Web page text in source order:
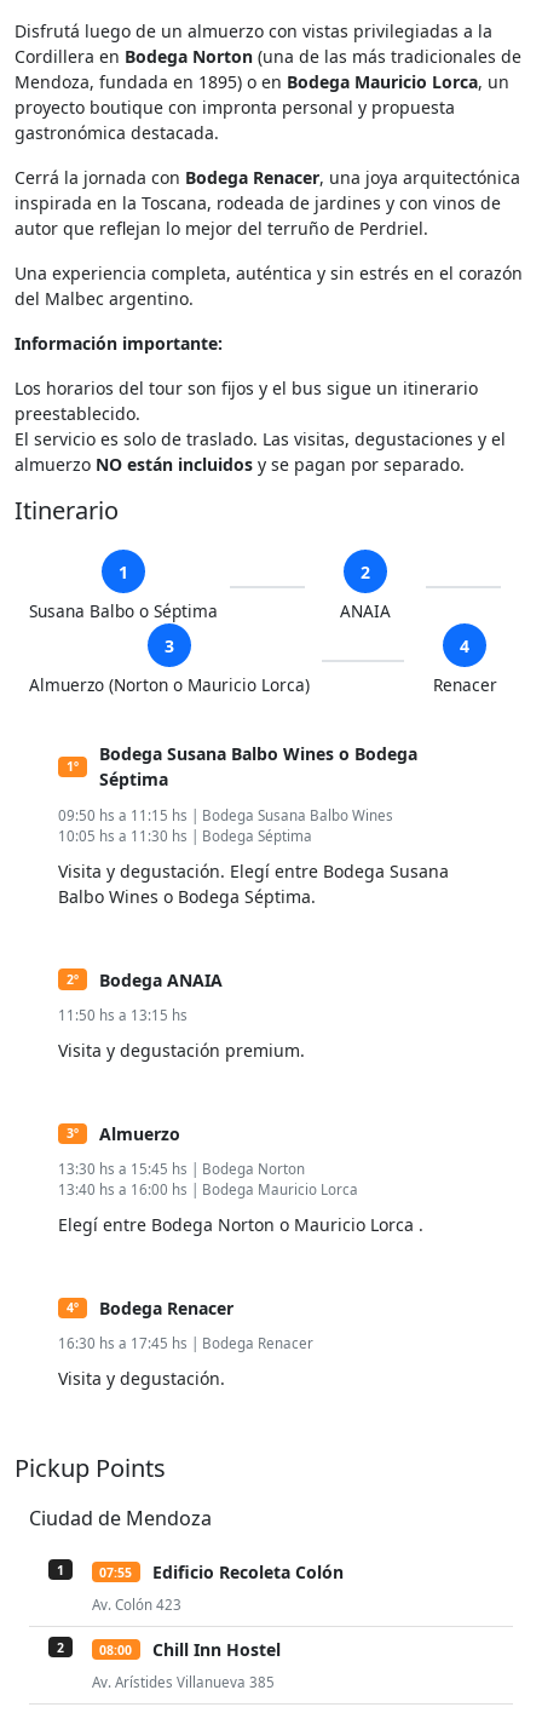
Disfrutá luego de un almuerzo con vistas privilegiadas a la
Cordillera en Bodega Norton (una de las más tradicionales de
Mendoza, fundada en 1895) o en Bodega Mauricio Lorca, un
proyecto boutique con impronta personal y propuesta
gastronómica destacada.
Cerrá la jornada con Bodega Renacer, una joya arquitectónica
inspirada en la Toscana, rodeada de jardines y con vinos de
autor que reflejan lo mejor del terruño de Perdriel.
Una experiencia completa, auténtica y sin estrés en el corazón
del Malbec argentino.
Información importante:
Los horarios del tour son fijos y el bus sigue un itinerario
preestablecido.
El servicio es solo de traslado. Las visitas, degustaciones y el
almuerzo NO están incluidos y se pagan por separado.
Itinerario
1
Susana Balbo o Séptima
2
ANAIA
3
Almuerzo (Norton o Mauricio Lorca)
4
Renacer
1º
Bodega Susana Balbo Wines o Bodega
Séptima
09:50 hs a 11:15 hs | Bodega Susana Balbo Wines
10:05 hs a 11:30 hs | Bodega Séptima
Visita y degustación. Elegí entre Bodega Susana
Balbo Wines o Bodega Séptima.
2º Bodega ANAIA
11:50 hs a 13:15 hs
Visita y degustación premium.
3º Almuerzo
13:30 hs a 15:45 hs | Bodega Norton
13:40 hs a 16:00 hs | Bodega Mauricio Lorca
Elegí entre Bodega Norton o Mauricio Lorca .
4º Bodega Renacer
16:30 hs a 17:45 hs | Bodega Renacer
Visita y degustación.
Pickup Points
Ciudad de Mendoza
1 07:55 Edificio Recoleta Colón
Av. Colón 423
2 08:00 Chill Inn Hostel
Av. Arístides Villanueva 385